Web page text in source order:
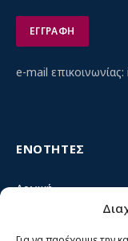
e-mail επικοινωνίας:
ΕΝΟΤΗΤΕΣ
Αρχική
Κίνημα ΝΙΚΗ –